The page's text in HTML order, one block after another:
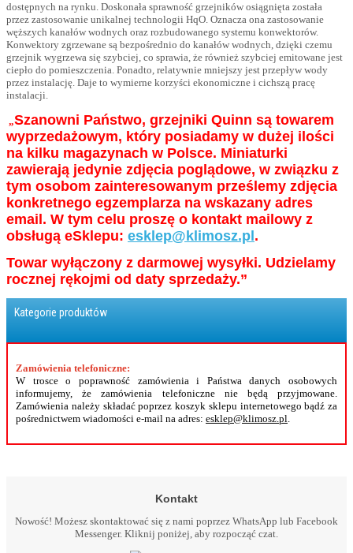
dostępnych na rynku. Doskonała sprawność grzejników osiągnięta została
przez zastosowanie unikalnej technologii HqO. Oznacza ona zastosowanie
węższych kanałów wodnych oraz rozbudowanego systemu konwektorów.
Konwektory zgrzewane są bezpośrednio do kanałów wodnych, dzięki czemu
grzejnik wygrzewa się szybciej, co sprawia, że również szybciej emitowane jest
ciepło do pomieszczenia. Ponadto, relatywnie mniejszy jest przepływ wody
przez instalację. Daje to wymierne korzyści ekonomiczne i cichszą pracę
instalacji.
„Szanowni Państwo, grzejniki Quinn są towarem
wyprzedażowym, który posiadamy w dużej ilości
na kilku magazynach w Polsce. Miniaturki
zawierają jedynie zdjęcia poglądowe, w związku z
tym osobom zainteresowanym prześlemy zdjęcia
konkretnego egzemplarza na wskazany adres
email. W tym celu proszę o kontakt mailowy z
obsługą eSklepu: esklep@klimosz.pl .
Towar wyłączony z darmowej wysyłki. Udzielamy
rocznej rękojmi od daty sprzedaży.”
Kategorie produktów
Zamówienia telefoniczne:
W trosce o poprawność zamówienia i Państwa danych osobowych
informujemy, że zamówienia telefoniczne nie będą przyjmowane.
Zamówienia należy składać poprzez koszyk sklepu internetowego bądź za
pośrednictwem wiadomości e-mail na adres: esklep@klimosz.pl.
Kontakt
Nowość! Możesz skontaktować się z nami poprzez WhatsApp lub Facebook
Messenger. Kliknij poniżej, aby rozpocząć czat.